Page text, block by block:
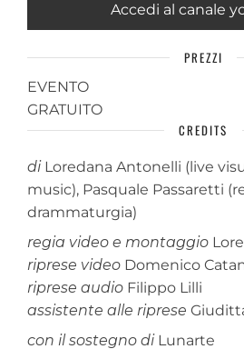
Accedi al canale
PREZZI
EVENTO
GRATUITO
CREDITS
di Loredana Antonelli (live
music), Pasquale Passaretti
drammaturgia)
regia video e montaggio
riprese video Domenico
riprese audio Filippo Lilli
assistente alle riprese
con il sostegno diLunarte